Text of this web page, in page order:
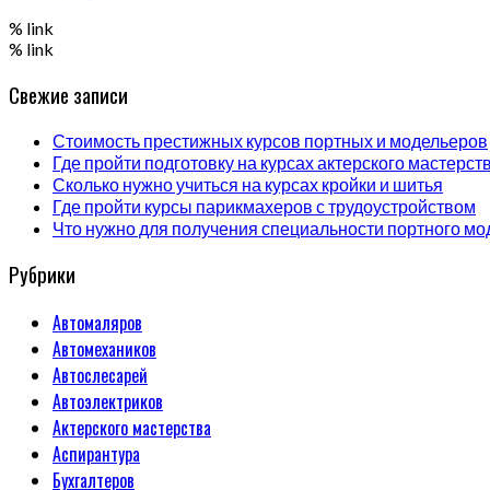
% link
% link
Свежие записи
Стоимость престижных курсов портных и модельеров
Где пройти подготовку на курсах актерского
Сколько нужно учиться на курсах кройки и шитья
Где пройти курсы парикмахеров с трудоустройством
Что нужно для получения специальности портного
Рубрики
Автомаляров
Автомехаников
Автослесарей
Автоэлектриков
Актерского мастерства
Аспирантура
Бухгалтеров